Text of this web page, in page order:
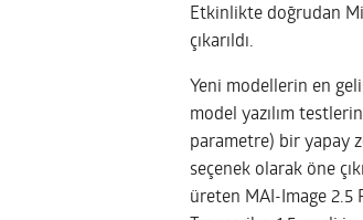
Etkinlikte doğrudan
çıkarıldı.
Yeni modellerin en
model yazılım
parametre) bir yapay
seçenek olarak öne
üreten MAI-Image 2.5